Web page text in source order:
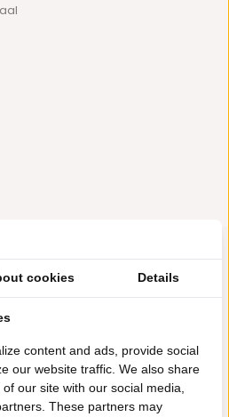
ons
cookies Details
content and ads, provide social
our website traffic. We also share
our site with our social media,
These partners may